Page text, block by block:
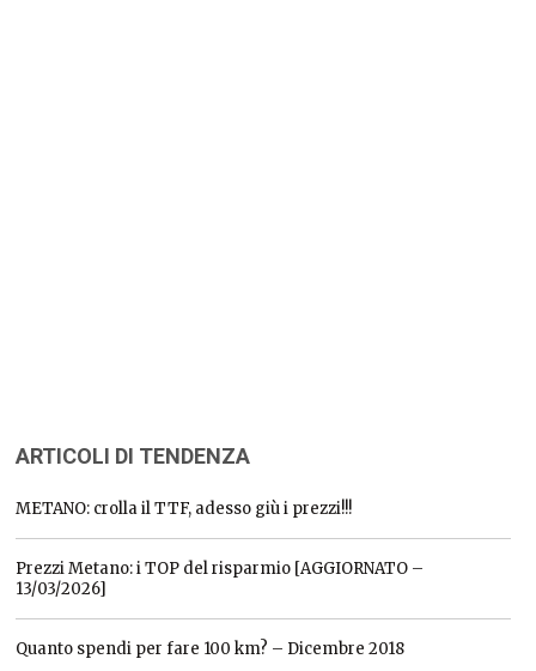
ARTICOLI DI TENDENZA
METANO: crolla il TTF, adesso giù i prezzi!!!
Prezzi Metano: i TOP del risparmio [AGGIORNATO –
13/03/2026]
Quanto spendi per fare 100 km? – Dicembre 2018